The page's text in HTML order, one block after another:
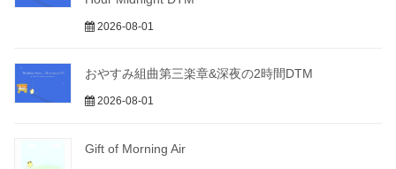
2026-08-01
おやすみ組曲第三楽章&深夜の2時間DTM
2026-08-01
Gift of Morning Air